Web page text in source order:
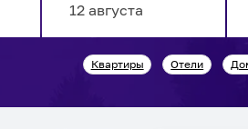
forward
interact
Квартиры Отели